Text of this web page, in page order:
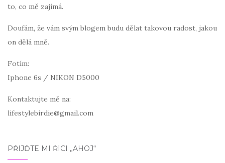
to, co mě zajímá.
Doufám, že vám svým blogem budu dělat takovou radost, jakou
on dělá mně.
Fotím:
Iphone 6s / NIKON D5000
Kontaktujte mě na:
lifestylebirdie@gmail.com
PŘIJĎTE MI ŘÍCI „AHOJ“